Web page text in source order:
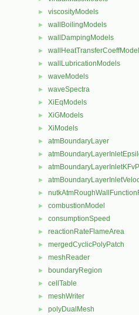
► viscosityModels
► wallBoilingModels
► wallDampingModels
►
► wallLubricationModels
► waveModels
► waveSpectra
► XiEqModels
► XiGModels
► XiModels
► atmBoundaryLayer
►
►
►
►
► combustionModel
► consumptionSpeed
► reactionRateFlameArea
► mergedCyclicPolyPatch
► meshReader
► boundaryRegion
► cellTable
► meshWriter
► polyDualMesh